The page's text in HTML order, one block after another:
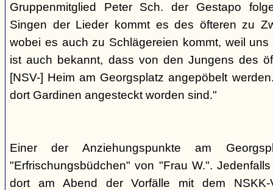
Gruppenmitglied Peter Sch. der Gestapo
Singen der Lieder kommt es des öfteren zu
wobei es auch zu Schlägereien kommt, weil
ist auch bekannt, dass von den Jungens des
[NSV-] Heim am Georgsplatz angepöbelt
dort Gardinen angesteckt worden sind."
Einer der Anziehungspunkte am
"Erfrischungsbüdchen" von "Frau W.".
dort am Abend der Vorfälle mit dem NSKK-